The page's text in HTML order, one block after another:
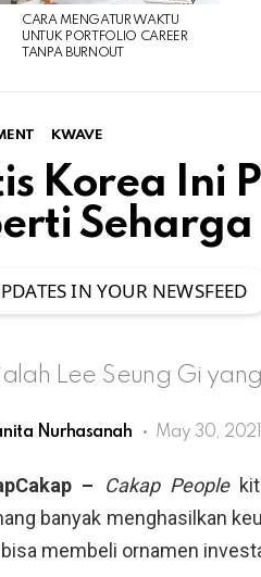
CARA MENGATUR WAKTU
UNTUK PORTFOLIO CAREER
TANPA BURNOUT
KWAVE
Korea Ini
IN YOUR NEWSFEED
ialah Lee Seung Gi
Nurhasanah May 30,
– CakapPeople
banyak menghasilkan
membeli ornamen